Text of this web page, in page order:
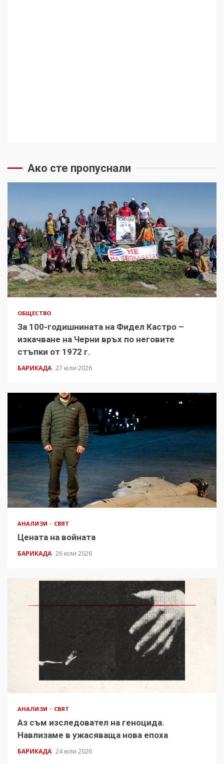
Ако сте пропуснали
ОБЩЕСТВО
За 100-годишнината на Фидел Кастро –
изкачване на Черни връх по неговите
стъпки от 1972 г.
БАРИКАДА 27 юли 2026
АНАЛИЗИ СВЯТ
Цената на войната
БАРИКАДА 26 юли 2026
АНАЛИЗИ СВЯТ
Аз съм изследовател на геноцида.
Навлизаме в ужасяваща нова епоха
БАРИКАДА 24 юли 2026